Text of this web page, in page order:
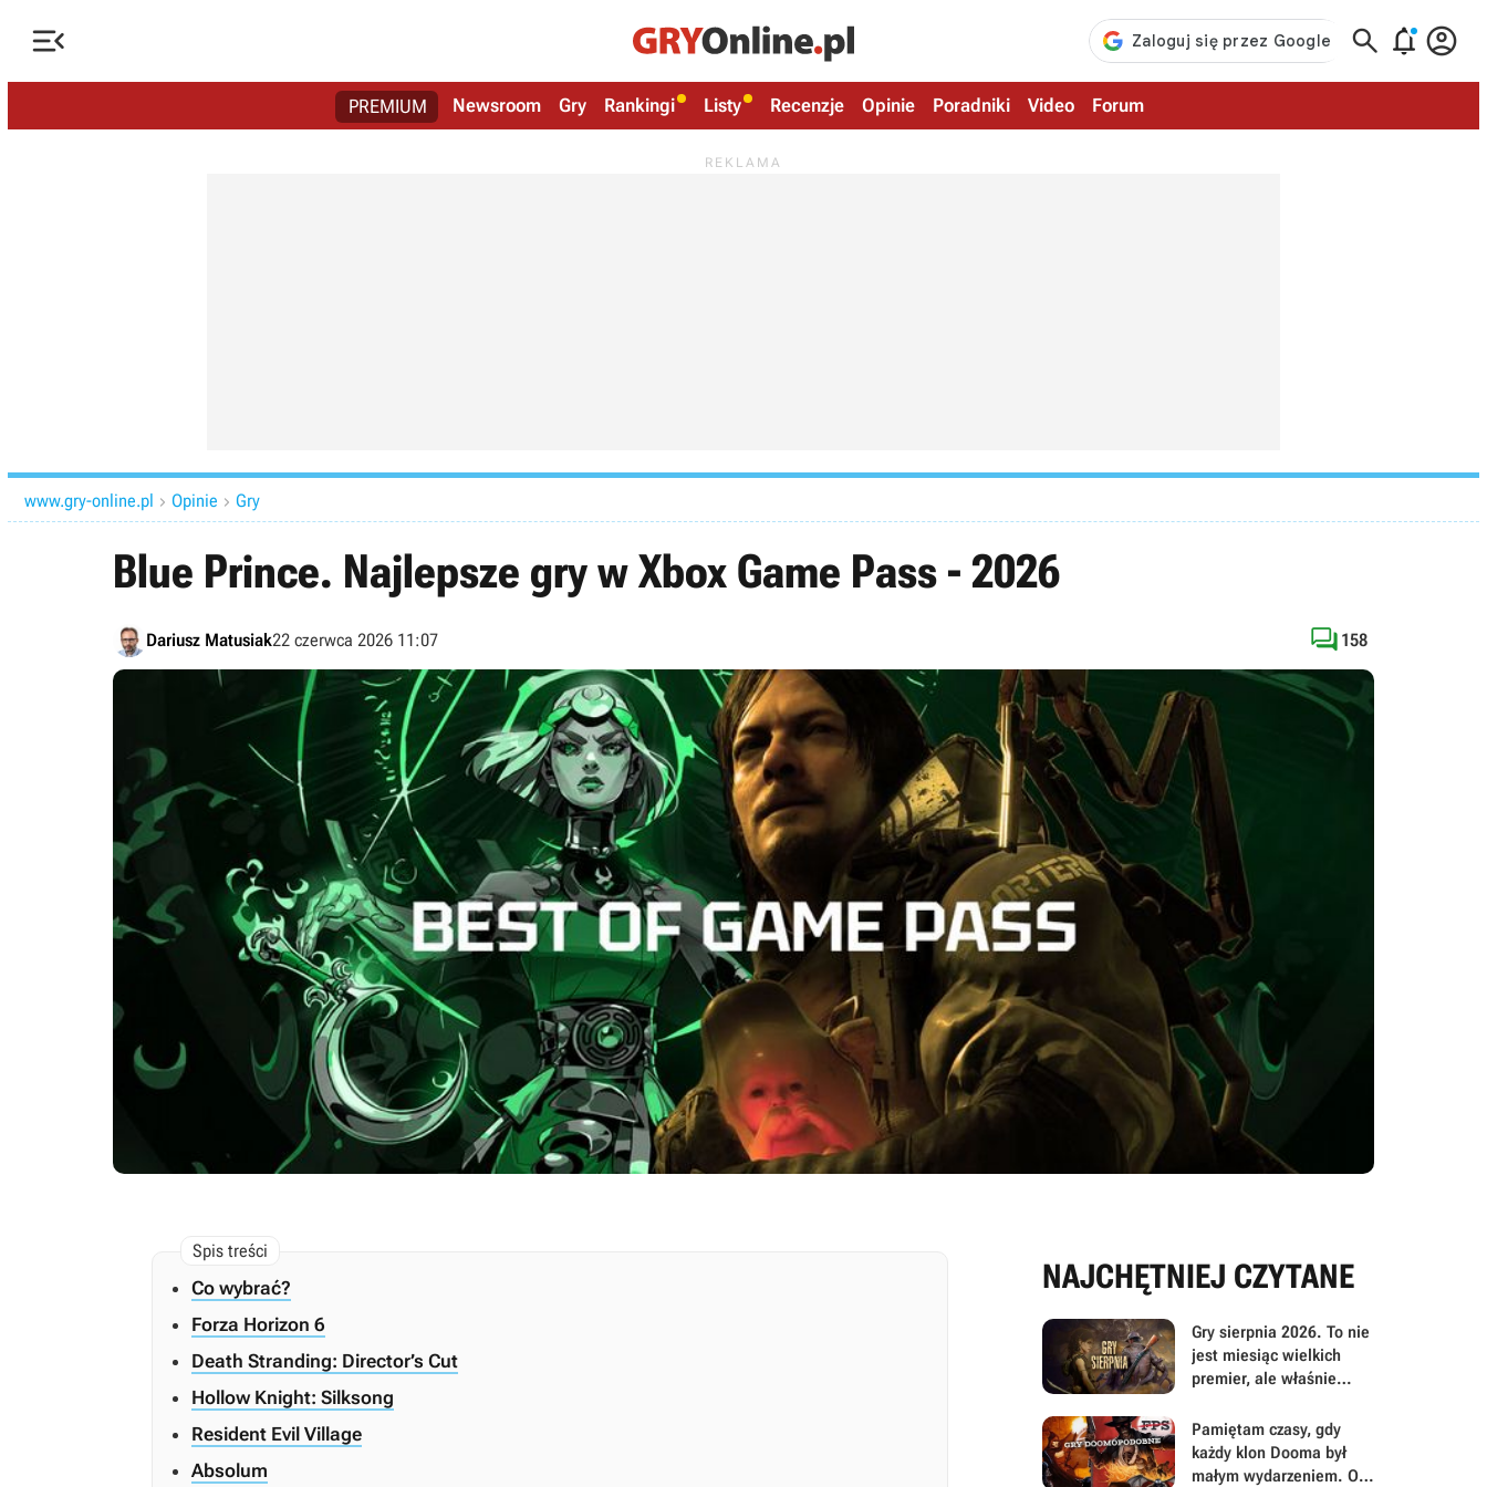
   
PREMIUM Newsroom Gry Rankingi Listy Recenzje Opinie Poradniki Video Forum
www.gry-online.pl  Opinie  Gry
Blue Prince. Najlepsze gry w Xbox Game Pass - 2026
Dariusz Matusiak22 czerwca 2026 11:07  158
Co wybrać?
Forza Horizon 6
Death Stranding: Director’s Cut
Hollow Knight: Silksong
Resident Evil Village
Absolum
NAJCHĘTNIEJ CZYTANE
Gry sierpnia 2026. To nie
jest miesiąc wielkich
premier, ale właśnie
mu się uważniej
Pamiętam czasy, gdy
każdy klon Dooma był
małym wydarzeniem. Oto